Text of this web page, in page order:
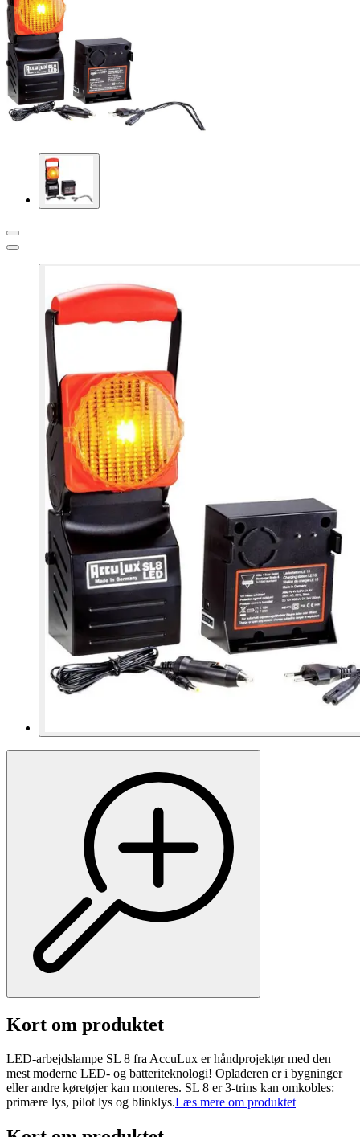
Kort om produktet
LED-arbejdslampe SL 8 fra AccuLux er håndprojektør med den
mest moderne LED- og batteriteknologi! Opladeren er i bygninger
eller andre køretøjer kan monteres. SL 8 er 3-trins kan omkobles:
primære lys, pilot lys og blinklys.Læs mere om produktet